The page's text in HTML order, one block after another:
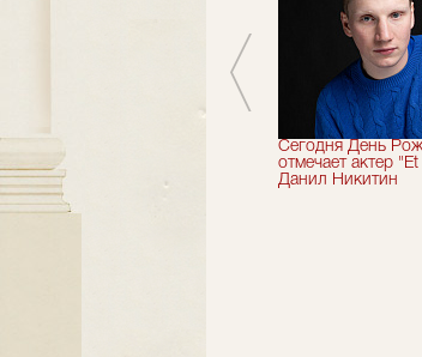
театральный сезон!
Сегодня День
отмечает актер
Данил Никитин